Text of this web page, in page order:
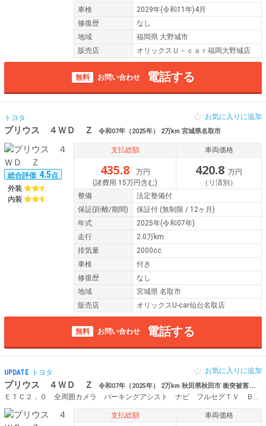
車検
2029年(令和11年)4月
修復歴
なし
地域
福岡県 大野城市
販売店
オリックスＵ－ｃａｒ福岡大野城店
無料 お問い合わせ 電話する
トヨタ
プリウス ４ＷＤ Ｚ 令和07年（2025年） 2万km 宮城県名取市
お気に入りに追加
総合評価 4.5点
外装
内装
支払総額
435.8
万円
(諸費用 15万円含む)
車両価格
420.8 万円
（リ済別）
整備
法定整備付
保証(距離/期間) 保証付 (無制限 / 12ヶ月)
年式
2025年(令和07年)
走行
2.0万km
排気量
2000cc
車検
付き
修復歴
なし
地域
宮城県 名取市
販売店
オリックスU-car仙台名取店
無料 お問い合わせ 電話する
UPDATE トヨタ
プリウス ４ＷＤ Ｚ 令和07年（2025年） 2万km 秋田県秋田市 衝突被害軽減システム ナビ 全方位カメラ
お気に入りに追加
支払総額 車両価格